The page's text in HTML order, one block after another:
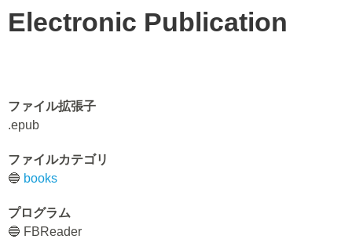
Electronic Publication
ファイル拡張子
.epub
ファイルカテゴリ
🔵 books
プログラム
🔵 FBReader